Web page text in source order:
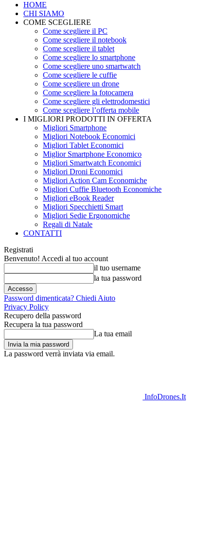
HOME
CHI SIAMO
COME SCEGLIERE
Come scegliere il PC
Come scegliere il notebook
Come scegliere il tablet
Come scegliere lo smartphone
Come scegliere uno smartwatch
Come scegliere le cuffie
Come scegliere un drone
Come scegliere la fotocamera
Come scegliere gli elettrodomestici
Come scegliere l’offerta mobile
I MIGLIORI PRODOTTI IN OFFERTA
Migliori Smartphone
Migliori Notebook Economici
Migliori Tablet Economici
Miglior Smartphone Economico
Migliori Smartwatch Economici
Migliori Droni Economici
Migliori Action Cam Economiche
Migliori Cuffie Bluetooth Economiche
Migliori eBook Reader
Migliori Specchietti Smart
Migliori Sedie Ergonomiche
Regali di Natale
CONTATTI
Registrati
Benvenuto! Accedi al tuo account
il tuo username
la tua password
Password dimenticata? Chiedi Aiuto
Privacy Policy
Recupero della password
Recupera la tua password
La tua email
La password verrà inviata via email.
InfoDrones.It